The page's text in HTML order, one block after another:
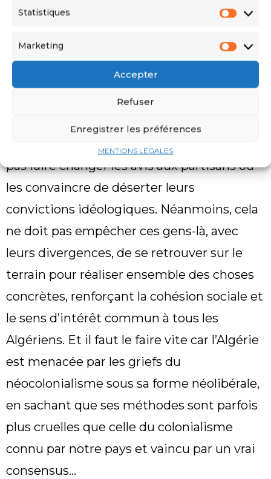
Statistiques
Marketing
Accepter
Refuser
Enregistrer les préférences
MENTIONS LÉGALES
différences de visions sur tous les plans.
Mais cela doit être une richesse et non pas
un obstacle à la construction d’un Etat de
droit et de justice sociale.
Je veux dire, il faut sortir de la politique
politicienne. Le débat politique ne peut
pas faire changer les avis aux partisans ou
les convaincre de déserter leurs
convictions idéologiques. Néanmoins, cela
ne doit pas empêcher ces gens-là, avec
leurs divergences, de se retrouver sur le
terrain pour réaliser ensemble des choses
concrètes, renforçant la cohésion sociale et
le sens d’intérêt commun à tous les
Algériens. Et il faut le faire vite car l’Algérie
est menacée par les griefs du
néocolonialisme sous sa forme néolibérale,
en sachant que ses méthodes sont parfois
plus cruelles que celle du colonialisme
connu par notre pays et vaincu par un vrai
consensus…